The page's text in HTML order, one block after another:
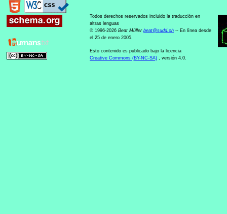
Todos derechos reservados incluido la traducción en
altras lenguas
© 1996-2026 Beat Müller beat@sudd.ch -- En línea desde
el 25 de enero 2005.
Esto contenido es publicado bajo la licencia
Creative Commons (BY-NC-SA) , versión 4.0.